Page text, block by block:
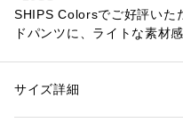
SHIPS Colorsでご好評いた
ドパンツに、ライトな素材
ゆとりのあるワイドなサイ
性別：メンズ
素材：コットン100%
サイズ詳細